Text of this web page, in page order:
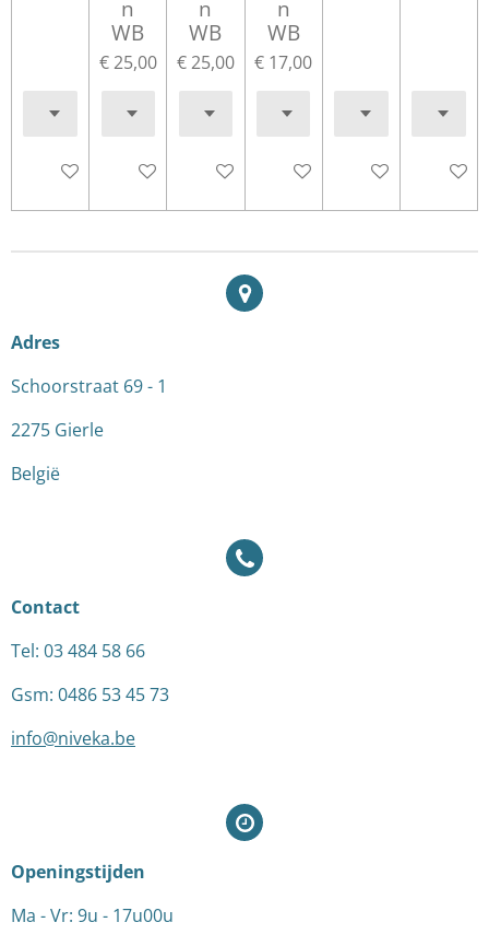
In winkelwagen
n
WB
€ 25,00
In winkelwagen
n
WB
€ 25,00
In winkelwagen
n
WB
€ 17,00
In winkelwagenIn winkelwagen
In
Adres
Schoorstraat 69 - 1
2275 Gierle
België
Contact
Tel: 03 484 58 66
Gsm: 0486 53 45 73
info@niveka.be
Openingstijden
Ma - Vr: 9u - 17u00u